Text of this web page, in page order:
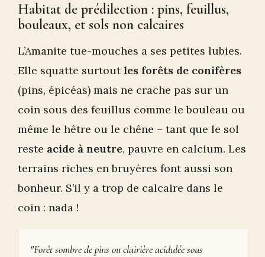
Habitat de prédilection : pins, feuillus,
bouleaux, et sols non calcaires
L’Amanite tue-mouches a ses petites lubies.
Elle squatte surtoutles forêts de conifères
(pins, épicéas) mais ne crache pas sur un
coin sous des feuillus comme le bouleau ou
même le hêtre ou le chêne – tant que le sol
reste acide à neutre, pauvre en calcium. Les
terrains riches en bruyères font aussi son
bonheur. S’il y a trop de calcaire dans le
coin : nada !
"Forêt sombre de pins ou clairière acidulée sous